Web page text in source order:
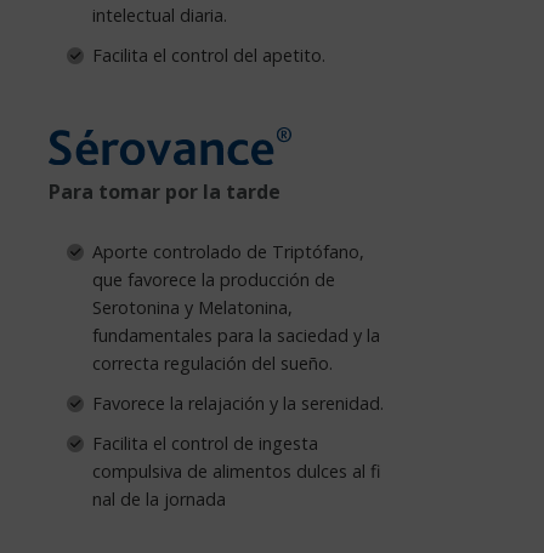
intelectual diaria.
Facilita el control del apetito.
Para tomar por la tarde
Aporte controlado de Triptófano,
que favorece la producción de
Serotonina y Melatonina,
fundamentales para la saciedad y la
correcta regulación del sueño.
Favorece la relajación y la serenidad.
Facilita el control de ingesta
compulsiva de alimentos dulces al fi
nal de la jornada